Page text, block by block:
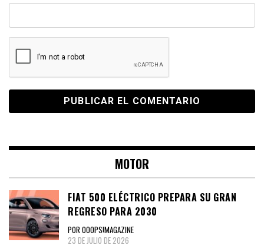
MOTOR
FIAT 500 ELÉCTRICO PREPARA SU GRAN
REGRESO PARA 2030
POR OOOPS!MAGAZINE
23 DE JULIO DE 2026